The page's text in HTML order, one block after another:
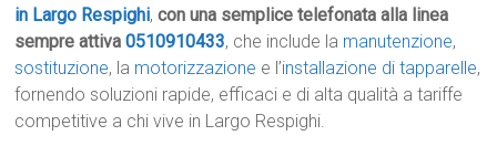
in Largo Respighi, con una semplice telefonata alla linea
sempre attiva0510910433, che include la manutenzione,
sostituzione, la motorizzazione e l’installazione di tapparelle,
fornendo soluzioni rapide, efficaci e di alta qualità a tariffe
competitive a chi vive in Largo Respighi.